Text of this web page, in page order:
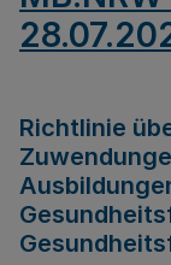
Richtlinie